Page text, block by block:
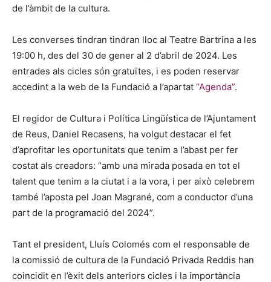
de l’àmbit de la cultura.
Les converses tindran tindran lloc al Teatre Bartrina a les
19:00 h, des del 30 de gener al 2 d’abril de 2024. Les
entrades als cicles són gratuïtes, i es poden reservar
accedint a la web de la Fundació a l’apartat “Agenda”.
El regidor de Cultura i Política Lingüística de l’Ajuntament
de Reus, Daniel Recasens, ha volgut destacar el fet
d’aprofitar les oportunitats que tenim a l’abast per fer
costat als creadors: “amb una mirada posada en tot el
talent que tenim a la ciutat i a la vora, i per això celebrem
també l’aposta pel Joan Magrané, com a conductor d’una
part de la programació del 2024”.
Tant el president, Lluís Colomés com el responsable de
la comissió de cultura de la Fundació Privada Reddis han
coincidit en l’èxit dels anteriors cicles i la importància